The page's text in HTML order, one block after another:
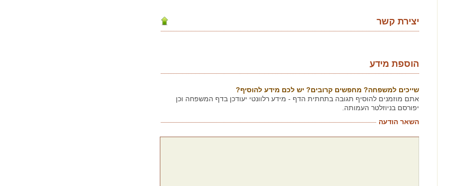
יצירת קשר
הוספת מידע
שייכים למשפחה? מחפשים קרובים? יש לכם מידע להוסיף?
אתם מוזמנים להוסיף תגובה בתחתית הדף - מידע רלוונטי יעודכן בדף המשפחה וכן
יפורסם בניוזלטר העמותה.
השאר הודעה